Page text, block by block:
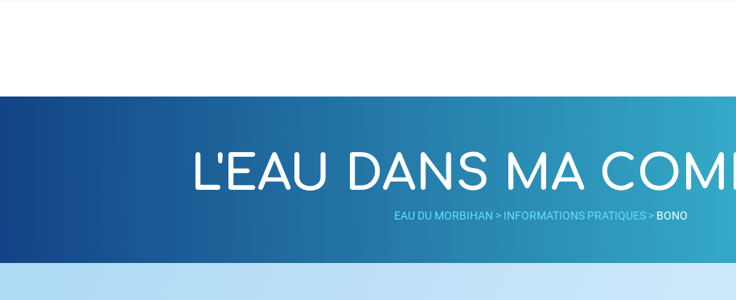
L'EAU DANS MA
EAU DU MORBIHAN > INFORMATIONS PRATIQUES> BONO